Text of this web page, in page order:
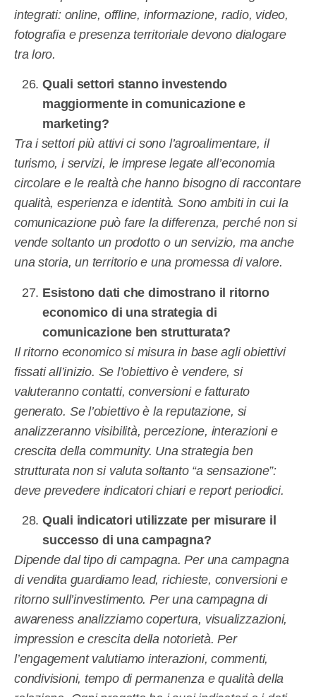
integrati: online, offline, informazione, radio, video,
fotografia e presenza territoriale devono dialogare
tra loro.
Quali settori stanno investendo
maggiormente in comunicazione e
marketing?
Tra i settori più attivi ci sono l’agroalimentare, il
turismo, i servizi, le imprese legate all’economia
circolare e le realtà che hanno bisogno di raccontare
qualità, esperienza e identità. Sono ambiti in cui la
comunicazione può fare la differenza, perché non si
vende soltanto un prodotto o un servizio, ma anche
una storia, un territorio e una promessa di valore.
Esistono dati che dimostrano il ritorno
economico di una strategia di
comunicazione ben strutturata?
Il ritorno economico si misura in base agli obiettivi
fissati all’inizio. Se l’obiettivo è vendere, si
valuteranno contatti, conversioni e fatturato
generato. Se l’obiettivo è la reputazione, si
analizzeranno visibilità, percezione, interazioni e
crescita della community. Una strategia ben
strutturata non si valuta soltanto “a sensazione”:
deve prevedere indicatori chiari e report periodici.
Quali indicatori utilizzate per misurare il
successo di una campagna?
Dipende dal tipo di campagna. Per una campagna
di vendita guardiamo lead, richieste, conversioni e
ritorno sull’investimento. Per una campagna di
awareness analizziamo copertura, visualizzazioni,
impression e crescita della notorietà. Per
l’engagement valutiamo interazioni, commenti,
condivisioni, tempo di permanenza e qualità della